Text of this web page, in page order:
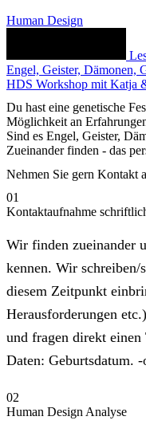
Human Design
Engel, Geister, Dämonen,
HDS Workshop mit Katja
Du hast eine genetische
Möglichkeit an
Sind es Engel, Geister,
Zueinander finden - das
Nehmen Sie gern Kontakt
01
Kontaktaufnahme
Wir finden zueinander
kennen. Wir schreiben/
diesem Zeitpunkt
Herausforderungen
und fragen direkt
Daten: Geburtsdatum.
02
Human Design Analyse